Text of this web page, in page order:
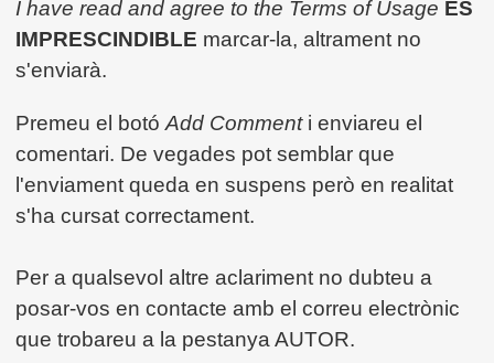
I have read and agree to the Terms of Usage ÉS
IMPRESCINDIBLE marcar-la, altrament no
s'enviarà.
Premeu el botóAdd Commenti enviareu el
comentari. De vegades pot semblar que
l'enviament queda en suspens però en realitat
s'ha cursat correctament.
Per a qualsevol altre aclariment no dubteu a
posar-vos en contacte amb el correu electrònic
que trobareu a la pestanya AUTOR.